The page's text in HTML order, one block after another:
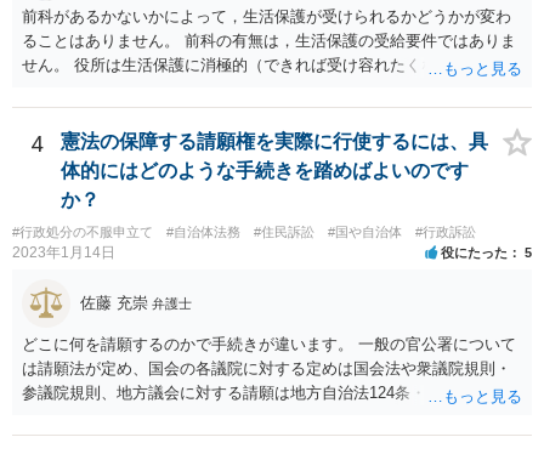
前科があるかないかによって，生活保護が受けられるかどうかが変わ
ることはありません。 前科の有無は，生活保護の受給要件ではありま
せん。 役所は生活保護に消極的（できれば受け容れたくない）な姿勢
と説明しましょう。
4
憲法の保障する請願権を実際に行使するには、具
体的にはどのような手続きを踏めばよいのです
か？
#行政処分の不服申立て #自治体法務 #住民訴訟 #国や自治体 #行政訴訟
2023年1月14日 役にたった 5
佐藤 充崇 弁護士
どこに何を請願するのかで手続きが違います。 一般の官公署について
は請願法が定め、国会の各議院に対する定めは国会法や衆議院規則・
参議院規則、地方議会に対する請願は地方自治法124条・125条が定め
スムースかと思います。